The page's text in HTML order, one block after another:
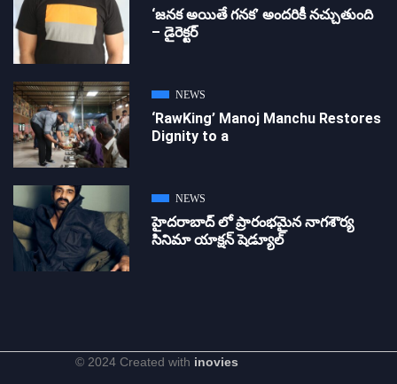
‘జ‌న‌క అయితే గ‌న‌క‌’ అందరికీ నచ్చుతుంది
– డైరెక్ట‌ర్
NEWS
‘RawKing’ Manoj Manchu Restores
Dignity to a
NEWS
హైదరాబాద్ లో ప్రారంభమైన నాగశౌర్య
సినిమా యాక్షన్ షెడ్యూల్
© 2024 Created with inovies